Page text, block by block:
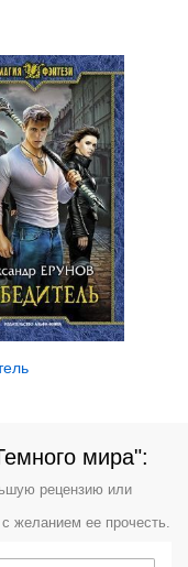
мира":
рецензию или
желанием ее прочесть.